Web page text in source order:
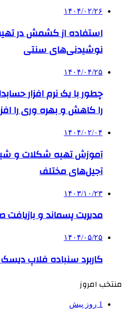
۱۴۰۴/۰۲/۲۶
استفاده از کشمش در
نوشیدنی‌های سنتی
۱۴۰۴/۰۴/۲۵
چطور با یک نرم افزار
را کاهش و بهره وری را
۱۴۰۴/۰۲/۰۴
آموزش تهیه شکلات و
آجیل‌های مختلف
۱۴۰۳/۱۰/۲۳
مدیریت پسماند و
۱۴۰۴/۰۵/۲۵
کاربرد سنباده فلاپ
منتخب امروز
1 روز پیش